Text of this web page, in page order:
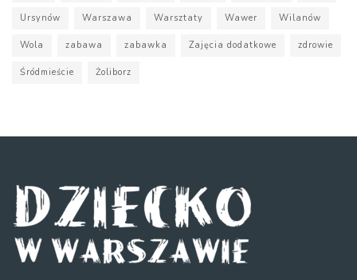
Ursynów Warszawa Warsztaty Wawer Wilanów
Wola zabawa zabawka Zajęcia dodatkowe zdrowie
Śródmieście Żoliborz